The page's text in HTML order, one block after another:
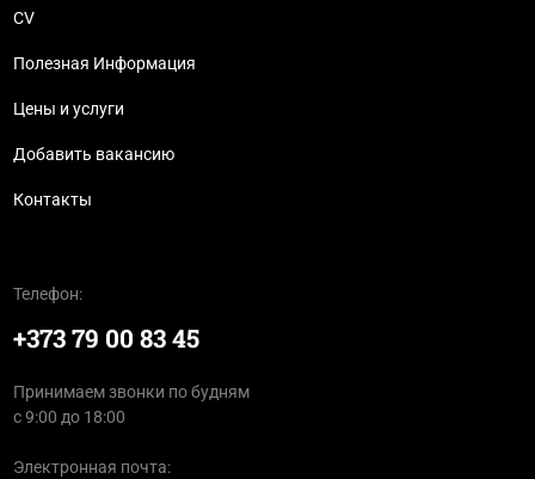
CV
Полезная Информация
Цены и услуги
Добавить вакансию
Контакты
Телефон:
+373 79 00 83 45
Принимаем звонки по будням
с 9:00 до 18:00
Электронная почта: